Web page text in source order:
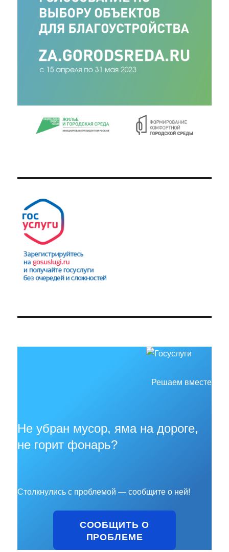
Решаем вместе
Не убран мусор, яма на дороге,
не горит фонарь?
Столкнулись с проблемой — сообщите о ней!
СООБЩИТЬ О
ПРОБЛЕМЕ